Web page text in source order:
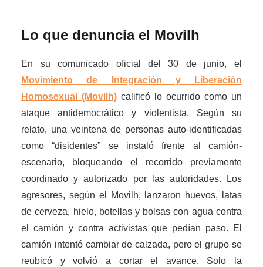
Lo que denuncia el Movilh
En su comunicado oficial del 30 de junio, el
Movimiento de Integración y Liberación
Homosexual (Movilh) calificó lo ocurrido como un
ataque antidemocrático y violentista. Según su
relato, una veintena de personas auto-identificadas
como “disidentes” se instaló frente al camión-
escenario, bloqueando el recorrido previamente
coordinado y autorizado por las autoridades. Los
agresores, según el Movilh, lanzaron huevos, latas
de cerveza, hielo, botellas y bolsas con agua contra
el camión y contra activistas que pedían paso. El
camión intentó cambiar de calzada, pero el grupo se
reubicó y volvió a cortar el avance. Solo la